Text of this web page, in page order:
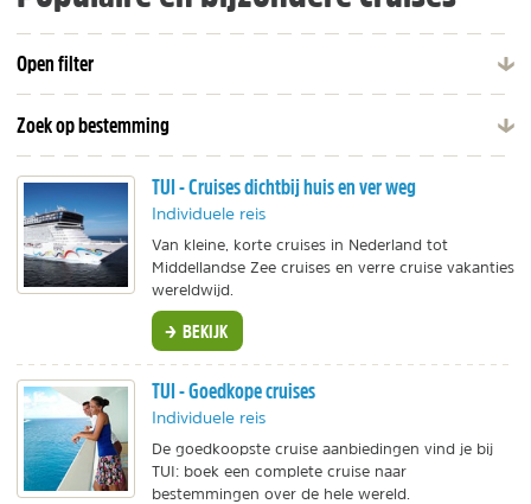
Open filter
Zoek op bestemming
TUI - Cruises dichtbij huis en ver weg
Individuele reis
Van kleine, korte cruises in Nederland tot
Middellandse Zee cruises en verre cruise vakanties
wereldwijd.
BEKIJK
TUI - Goedkope cruises
Individuele reis
De goedkoopste cruise aanbiedingen vind je bij
TUI: boek een complete cruise naar
bestemmingen over de hele wereld.